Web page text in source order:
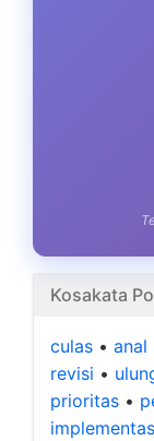
Kosakata
culas • anal
revisi •
prioritas •